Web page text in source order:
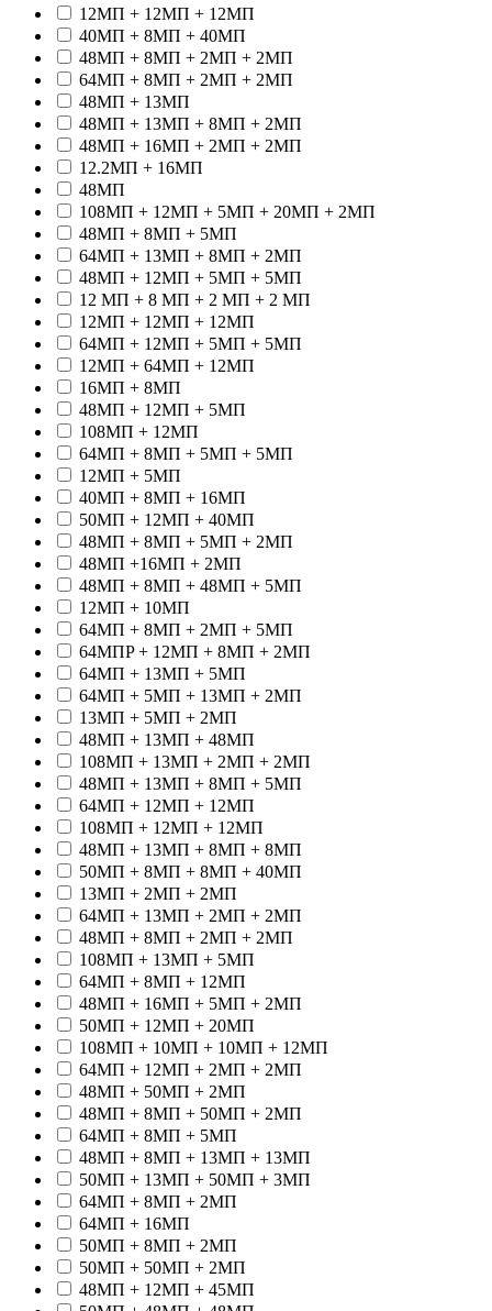
12МП + 12МП + 12МП
40МП + 8МП + 40МП
48МП + 8МП + 2МП + 2МП
64МП + 8МП + 2МП + 2МП
48МП + 13МП
48МП + 13МП + 8МП + 2МП
48МП + 16МП + 2МП + 2МП
12.2МП + 16МП
48МП
108МП + 12МП + 5МП + 20МП + 2МП
48МП + 8МП + 5МП
64МП + 13МП + 8МП + 2МП
48МП + 12МП + 5МП + 5МП
12 МП + 8 МП + 2 МП + 2 МП
12МП + 12МП + 12МП
64МП + 12МП + 5МП + 5МП
12МП + 64МП + 12МП
16МП + 8МП
48МП + 12МП + 5МП
108МП + 12МП
64МП + 8МП + 5МП + 5МП
12МП + 5МП
40МП + 8МП + 16МП
50МП + 12МП + 40МП
48МП + 8МП + 5МП + 2МП
48МП +16МП + 2МП
48МП + 8МП + 48МП + 5МП
12МП + 10МП
64МП + 8МП + 2МП + 5МП
64МПP + 12МП + 8МП + 2МП
64МП + 13МП + 5МП
64МП + 5МП + 13МП + 2МП
13МП + 5МП + 2МП
48МП + 13МП + 48МП
108МП + 13МП + 2МП + 2МП
48МП + 13МП + 8МП + 5МП
64МП + 12МП + 12МП
108МП + 12МП + 12МП
48МП + 13МП + 8МП + 8МП
50МП + 8МП + 8МП + 40МП
13МП + 2МП + 2МП
64МП + 13МП + 2МП + 2МП
48МП + 8МП + 2МП + 2МП
108МП + 13МП + 5МП
64МП + 8МП + 12МП
48МП + 16МП + 5МП + 2МП
50МП + 12МП + 20МП
108МП + 10МП + 10МП + 12МП
64МП + 12МП + 2МП + 2МП
48МП + 50МП + 2МП
48МП + 8МП + 50МП + 2МП
64МП + 8МП + 5МП
48МП + 8МП + 13МП + 13МП
50МП + 13МП + 50МП + 3МП
64МП + 8МП + 2МП
64МП + 16МП
50МП + 8МП + 2МП
50МП + 50МП + 2МП
48МП + 12МП + 45МП